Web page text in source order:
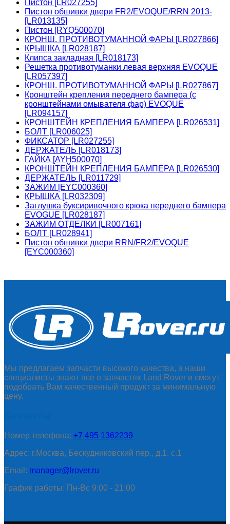
Пистон [LR027255]
Пистон обшивки двери FR2/EVOQUE/RRN 2013-
[LR013135]
Пистон [RYQ500070]
КРОНШ. ПРОТИВОТУМАННОЙ ФАРЫ [LR027866]
КРЫШКА [LR028187]
Клипса закладная [LR018173]
Решетка противотуманки левая верхняя EVOQUE
[LR057397]
КРОНШ. ПРОТИВОТУМАННОЙ ФАРЫ [LR027867]
Кронштейн крепления переднего бампера (с
кронштейнами омывателя фар) EVOQUE
[LR094157]
КРОНШТЕЙН КРЕПЛЕНИЯ БАМПЕРА [LR026531]
БОЛТ [LR006025]
ФИКСАТОР [LR027255]
ДЕРЖАТЕЛЬ [LR018173]
ГАЙКА [AYH500070]
КРОНШТЕЙН КРЕПЛЕНИЯ БАМПЕРА [LR026530]
ДЕРЖАТЕЛЬ [LR011729]
ЗАЖИМ [EYC000360]
КРЫШКА [LR032309]
Заглушка буксиривочного крюка переднего бампера
EVOGUE [LR028187]
ЗАЖИМ ОТДЕЛКИ [LR007161]
БОЛТ [LR028941]
Пистон обшивки двери RRN/FR2/EVOQUE
[EYC000360]
Мы предлагаем запчасти высокого качества, а наши
специалисты знают все о запчастях Land Rover и смогут
подобрать Вам качественный продукт за минимальную
цену.
Номер телефона: +7 495 1362239
Адрес: г.Москва, Бескудниковский пер., д.1, с.1
Email: manager@lrover.ru
График работы: Пн-Вс 9:00 - 21:00